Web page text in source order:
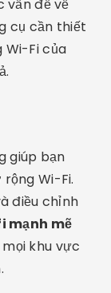
vấn đề về
cụ cần thiết
Wi-Fi của
giúp bạn
Wi-Fi.
điều chỉnh
mạnh mẽ
khu vực